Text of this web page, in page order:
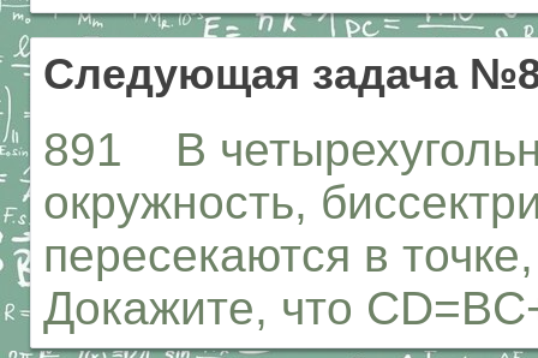
Следующая задача
891 В
окружность,
пересекаются в
Докажите, что